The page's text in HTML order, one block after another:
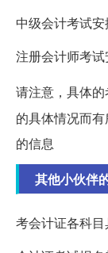
中级会计考试安
注册会计师考试
请注意，具体
的具体情况而
的信息
其他小伙伴
考会计证各科目